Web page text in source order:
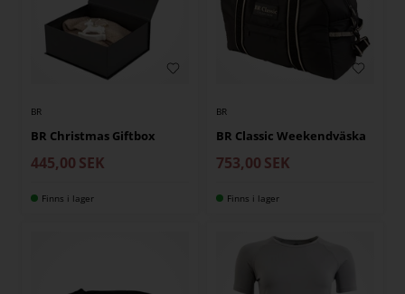
BR
BR Christmas Giftbox
445,00 SEK
Finns i lager
BR
BR Classic Weekendväska
753,00 SEK
Finns i lager